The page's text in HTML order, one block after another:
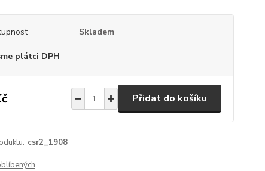
Skladem
plátci DPH
Přidat do košíku
csr2_1908